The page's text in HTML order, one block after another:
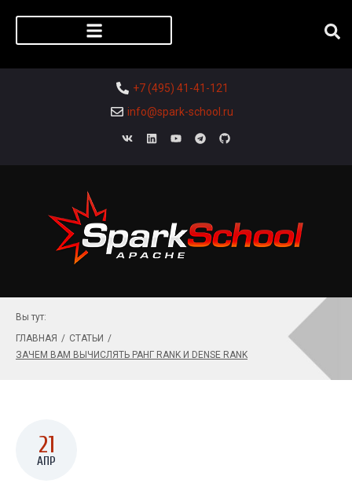
+7 (495) 41-41-121
info@spark-school.ru
Вы тут:
ГЛАВНАЯ / СТАТЬИ /
ЗАЧЕМ ВАМ ВЫЧИСЛЯТЬ РАНГ RANK И DENSE RANK
21
АПР